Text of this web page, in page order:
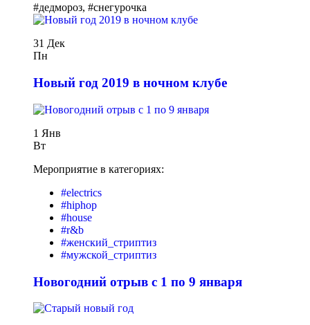
#дедмороз, #снегурочка
31 Дек
Пн
Новый год 2019 в ночном клубе
1 Янв
Вт
Мероприятие в категориях:
#electrics
#hiphop
#house
#r&b
#женский_стриптиз
#мужской_стриптиз
Новогодний отрыв с 1 по 9 января